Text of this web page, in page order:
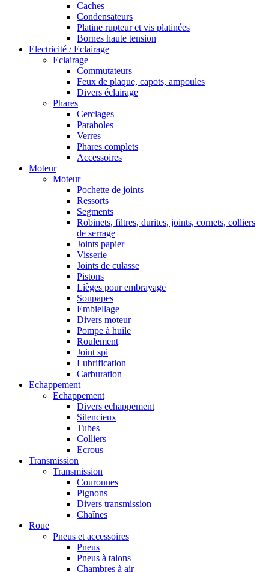
Caches
Condensateurs
Platine rupteur et vis platinées
Bornes haute tension
Electricité / Eclairage
Eclairage
Commutateurs
Feux de plaque, capots, ampoules
Divers éclairage
Phares
Cerclages
Paraboles
Verres
Phares complets
Accessoires
Moteur
Moteur
Pochette de joints
Ressorts
Segments
Robinets, filtres, durites, joints, cornets, colliers
de serrage
Joints papier
Visserie
Joints de culasse
Pistons
Lièges pour embrayage
Soupapes
Embiellage
Divers moteur
Pompe à huile
Roulement
Joint spi
Lubrification
Carburation
Echappement
Echappement
Divers echappement
Silencieux
Tubes
Colliers
Ecrous
Transmission
Transmission
Couronnes
Pignons
Divers transmission
Chaînes
Roue
Pneus et accessoires
Pneus
Pneus à talons
Chambres à air